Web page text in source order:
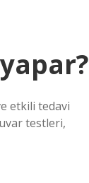
etkili tedavi
testleri,